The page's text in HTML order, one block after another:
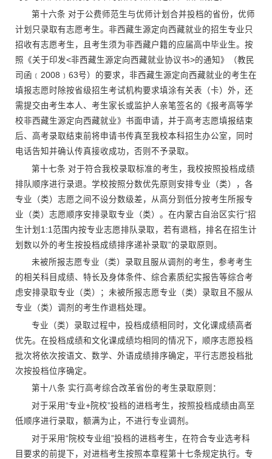
第十六条 对于公费师范生与优师计划合并投档的省份，优师
计划只录取有志愿考生。非西藏生源定向西藏就业的招生专业只
招收有志愿考生，且考生须为非西藏户籍的应届高中毕业生。按
照《关于印发<非西藏生源定向西藏就业协议书>的通知》（教民
司函﹝2008﹞63号）的要求，非西藏生源定向西藏就业的考生在
填报志愿时除按省级招生考试机构要求填涂有关表（卡）外，还
需提交由考生本人、考生家长或监护人亲笔签名的《报考高等学
校非西藏生源定向西藏就业》书面申请，并于高考志愿填报结束
后、高考录取结束前将申请书传真至我校本科招生办公室，同时
电话告知并确认传真接收成功，否则不予录取。
第十七条 对于符合我校录取标准的考生，我校按照投档成绩
排队顺序进行录退。学校按照分数优先原则安排专业（类），各
专业（类）志愿之间不设分数级差，从高分到低分按考生所报专
业（类）志愿顺序安排录取专业（类）。在内蒙古自治区实行“招
生计划1:1范围内按专业志愿排队录取，若有退档，排名在招生计
划数以外的考生按投档成绩排序递补录取”的录取原则。
未被所报志愿专业（类）录取且服从调剂的考生，参考考生
的相关科目成绩、特长及身体条件、综合素质纪实报告等综合考
虑安排录取专业（类）；未被所报志愿专业（类）录取且不服从
专业（类）调剂的考生作退档处理。
专业（类）录取过程中，投档成绩相同时，文化课成绩高者
优先。在投档成绩和文化课成绩均相同的情况下，顺序志愿投档
批次将依次按语文、数学、外语成绩排序确定，平行志愿投档批
次按投档位序确定。
第十八条 实行高考综合改革省份的考生录取原则：
对于采用“专业+院校”投档的进档考生，按照投档成绩由高至
低顺序进行录取，额满为止，不进行专业调剂。
对于采用“院校专业组”投档的进档考生，在符合专业选考科
目要求的前提下，对进档考生按照本章程第十七条规定执行。专